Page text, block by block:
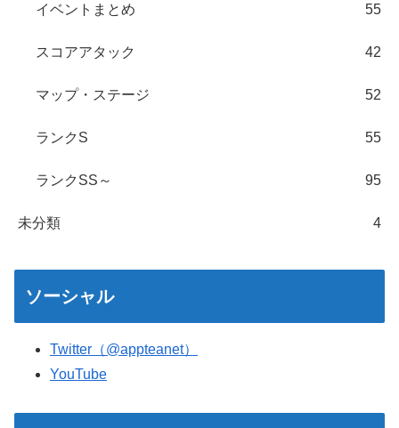
イベントまとめ 55
スコアアタック 42
マップ・ステージ 52
ランクS 55
ランクSS～ 95
未分類 4
ソーシャル
Twitter（@appteanet）
YouTube